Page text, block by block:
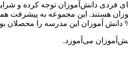
فردی دانش‌آموزان توجه کرده و
هستند. این مجموعه به
می‌آموزد.